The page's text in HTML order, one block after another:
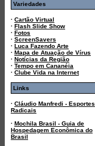
Variedades
· Cartão Virtual
· Flash Slide Show
· Fotos
· ScreenSavers
· Luca Fazendo Arte
· Mapa de Atuação de Vírus
· Notícias da Região
· Tempo em Cananéia
· Clube Vida na Internet
Links
· Cláudio Manfredi - Esportes
Radicais
· Mochila Brasil - Guia de
Hospedagem Econômica do
Brasil